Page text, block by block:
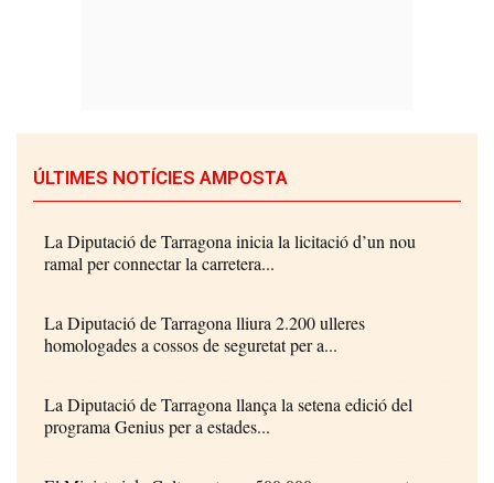
ÚLTIMES NOTÍCIES AMPOSTA
La Diputació de Tarragona inicia la licitació d’un nou
ramal per connectar la carretera...
La Diputació de Tarragona lliura 2.200 ulleres
homologades a cossos de seguretat per a...
La Diputació de Tarragona llança la setena edició del
programa Genius per a estades...